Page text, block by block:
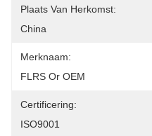
Plaats Van Herkomst:
China
Merknaam:
FLRS Or OEM
Certificering:
ISO9001